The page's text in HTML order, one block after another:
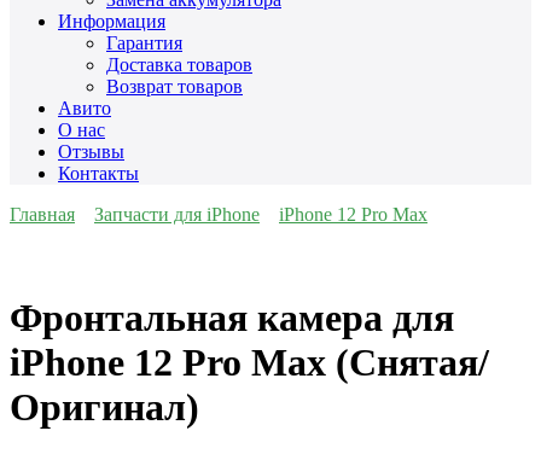
Информация
Гарантия
Доставка товаров
Возврат товаров
Авито
О нас
Отзывы
Контакты
Главная
Запчасти для iPhone iPhone 12 Pro Max
Фронтальная камера для
iPhone 12 Pro Max (Снятая/
Оригинал)